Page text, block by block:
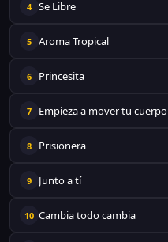
4 Se Libre
5 Aroma Tropical
6 Princesita
7 Empieza a mover tu cuerpo
8 Prisionera
9 Junto a tí
10 Cambia todo cambia